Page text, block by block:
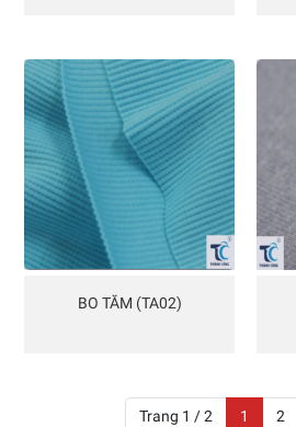
BO TĂM (TA02)
Trang 1 / 2 1 2